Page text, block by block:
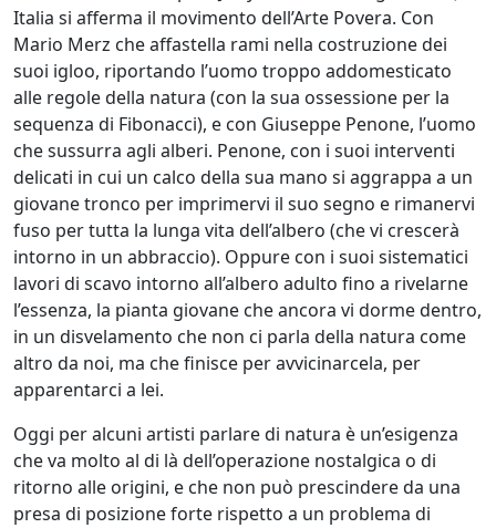
Antonio
Bardino
Mattia
Barone
Maria
Basile
Giuliana
Bellini
Franco
Beraldo
Italia si afferma il movimento dell’Arte Povera. Con
Mario Merz che affastella rami nella costruzione dei
suoi igloo, riportando l’uomo troppo addomesticato
alle regole della natura (con la sua ossessione per la
sequenza di Fibonacci), e con Giuseppe Penone, l’uomo
che sussurra agli alberi. Penone, con i suoi interventi
delicati in cui un calco della sua mano si aggrappa a un
giovane tronco per imprimervi il suo segno e rimanervi
fuso per tutta la lunga vita dell’albero (che vi crescerà
intorno in un abbraccio). Oppure con i suoi sistematici
lavori di scavo intorno all’albero adulto fino a rivelarne
l’essenza, la pianta giovane che ancora vi dorme dentro,
in un disvelamento che non ci parla della natura come
altro da noi, ma che finisce per avvicinarcela, per
apparentarci a lei.
Oggi per alcuni artisti parlare di natura è un’esigenza
che va molto al di là dell’operazione nostalgica o di
ritorno alle origini, e che non può prescindere da una
presa di posizione forte rispetto a un problema di